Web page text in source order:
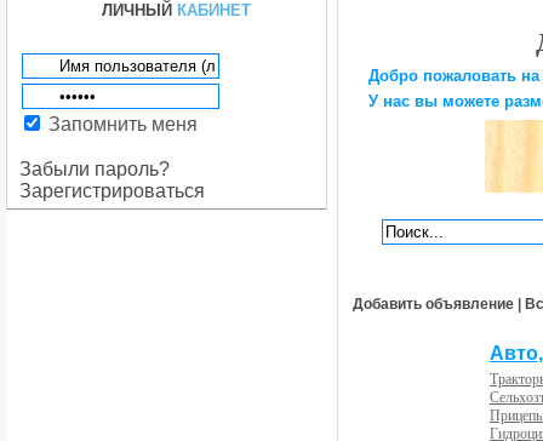
ЛИЧНЫЙ КАБИНЕТ
Запомнить меня
Забыли пароль?
Зарегистрироваться
Добро пожаловать
У нас вы можете
Добавить объявление |